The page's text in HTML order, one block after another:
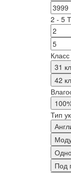
2 - 5
31
42
Тип
Под